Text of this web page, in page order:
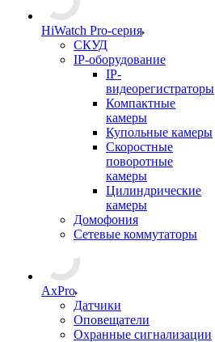
HiWatch Pro-серия
CКУД
IP-оборудование
IP-
видеорегистраторы
Компактные
камеры
Купольные камеры
Скоростные
поворотные
камеры
Цилиндрические
камеры
Домофония
Сетевые коммутаторы
AxPro
Датчики
Оповещатели
Охранные сигнализации